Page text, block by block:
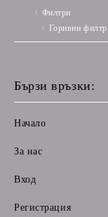
Филтри
Горивни
Бързи връзки:
Начало
За нас
Вход
Регистрация